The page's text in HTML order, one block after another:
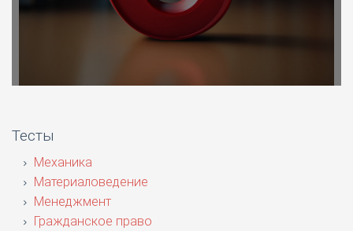
Тесты
Механика
Материаловедение
Менеджмент
Гражданское право